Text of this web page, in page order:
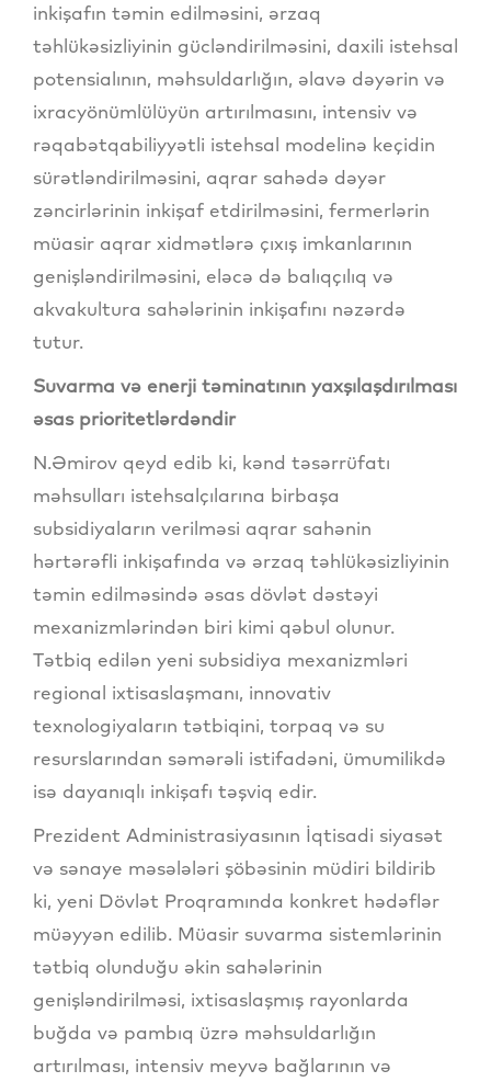
inkişafın təmin edilməsini, ərzaq
təhlükəsizliyinin gücləndirilməsini, daxili istehsal
potensialının, məhsuldarlığın, əlavə dəyərin və
ixracyönümlülüyün artırılmasını, intensiv və
rəqabətqabiliyyətli istehsal modelinə keçidin
sürətləndirilməsini, aqrar sahədə dəyər
zəncirlərinin inkişaf etdirilməsini, fermerlərin
müasir aqrar xidmətlərə çıxış imkanlarının
genişləndirilməsini, eləcə də balıqçılıq və
akvakultura sahələrinin inkişafını nəzərdə
tutur.
Suvarma və enerji təminatının yaxşılaşdırılması
əsas prioritetlərdəndir
N.Əmirov qeyd edib ki, kənd təsərrüfatı
məhsulları istehsalçılarına birbaşa
subsidiyaların verilməsi aqrar sahənin
hərtərəfli inkişafında və ərzaq təhlükəsizliyinin
təmin edilməsində əsas dövlət dəstəyi
mexanizmlərindən biri kimi qəbul olunur.
Tətbiq edilən yeni subsidiya mexanizmləri
regional ixtisaslaşmanı, innovativ
texnologiyaların tətbiqini, torpaq və su
resurslarından səmərəli istifadəni, ümumilikdə
isə dayanıqlı inkişafı təşviq edir.
Prezident Administrasiyasının İqtisadi siyasət
və sənaye məsələləri şöbəsinin müdiri bildirib
ki, yeni Dövlət Proqramında konkret hədəflər
müəyyən edilib. Müasir suvarma sistemlərinin
tətbiq olunduğu əkin sahələrinin
genişləndirilməsi, ixtisaslaşmış rayonlarda
buğda və pambıq üzrə məhsuldarlığın
artırılması, intensiv meyvə bağlarının və